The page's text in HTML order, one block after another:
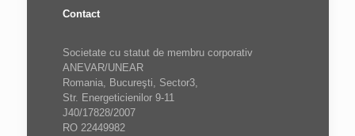
Contact
Societate cu statut de membru corporativ
ANEVAR/UNEAR
Romania, Bucureşti, Sector3,
Str. Energeticienilor 9-11
J40/17828/2007
RO 22449982